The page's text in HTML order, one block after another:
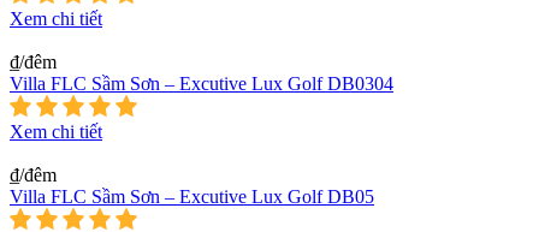
Xem chi tiết
₫/đêm
Villa FLC Sầm Sơn – Excutive Lux Golf DB0304
Xem chi tiết
₫/đêm
Villa FLC Sầm Sơn – Excutive Lux Golf DB05